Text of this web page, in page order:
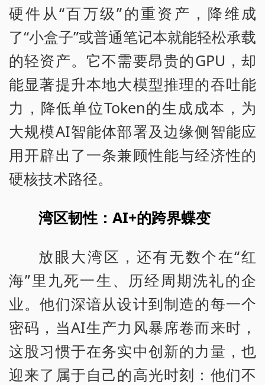
硬件从“百万级”的重资产，降维成
了“小盒子”或普通笔记本就能轻松承载
的轻资产。它不需要昂贵的GPU，却
能显著提升本地大模型推理的吞吐能
力，降低单位Token的生成成本，为
大规模AI智能体部署及边缘侧智能应
用开辟出了一条兼顾性能与经济性的
硬核技术路径。
湾区韧性：AI+的跨界蝶变
放眼大湾区，还有无数个在“红
海”里九死一生、历经周期洗礼的企
业。他们深谙从设计到制造的每一个
密码，当AI生产力风暴席卷而来时，
这股习惯于在务实中创新的力量，也
迎来了属于自己的高光时刻：他们不